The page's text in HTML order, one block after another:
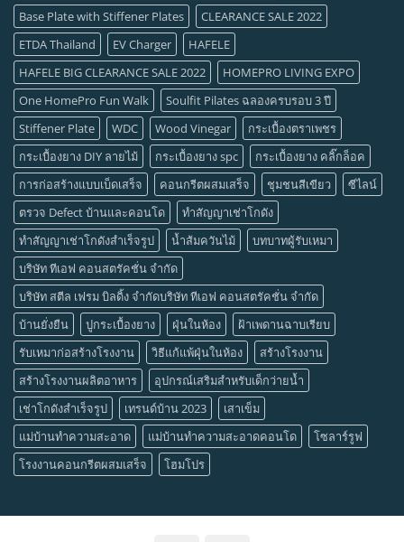
Base Plate with Stiffener Plates
CLEARANCE SALE 2022
ETDA Thailand
EV Charger
HAFELE
HAFELE BIG CLEARANCE SALE 2022
HOMEPRO LIVING EXPO
One HomePro Fun Walk
Soulfit Pilates ฉลองครบรอบ 3 ปี
Stiffener Plate
WDC Wood Vinegar
กระเบื้องตราเพชร
กระเบื้องยาง DIY ลายไม้
กระเบื้องยาง spc
กระเบื้องยาง คลิ๊กล็อค
การก่อสร้างแบบเบ็ดเสร็จ
คอนกรีตผสมเสร็จ ชุมชนสีเขียว
ซีไลน์
ตรวจ Defect บ้านและคอนโด
ทำสัญญาเช่าโกดัง
ทำสัญญาเช่าโกดังสำเร็จรูป
น้ำส้มควันไม้
บทบาทผู้รับเหมา
บริษัท ทีเอฟ คอนสตรัคชั่น จำกัด
บริษัท สตีล เฟรม บิลดิ้ง จำกัดบริษัท ทีเอฟ คอนสตรัคชั่น จำกัด
บ้านยั่งยืน
ปูกระเบื้องยาง ฝุ่นในห้อง
ฝ้าเพดานฉาบเรียบ
รับเหมาก่อสร้างโรงงาน
วิธีแก้แพ้ฝุ่นในห้อง
สร้างโรงงาน
สร้างโรงงานผลิตอาหาร
อุปกรณ์เสริมสำหรับเด็กว่ายน้ำ
เช่าโกดังสำเร็จรูป
เทรนด์บ้าน 2023
เสาเข็ม
แม่บ้านทำความสะอาด
แม่บ้านทำความสะอาดคอนโด
โซลาร์รูฟ
โรงงานคอนกรีตผสมเสร็จ
โฮมโปร